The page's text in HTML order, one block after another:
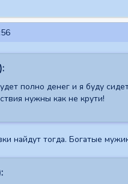
полно денег и я буду
нужны как не крути!
найдут тогда. Богатые